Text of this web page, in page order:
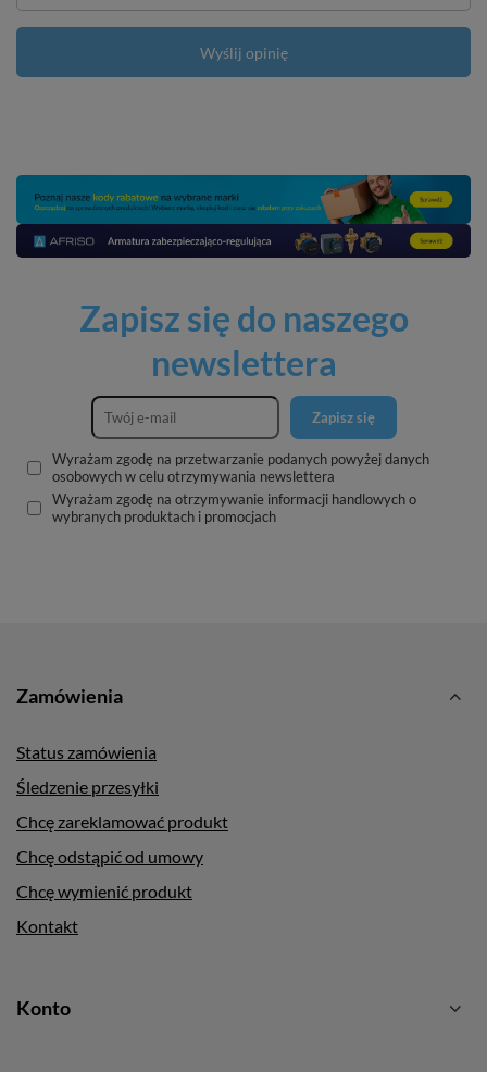
Wyślij opinię
Zapisz się do naszego
newslettera
Zapisz się
Wyrażam zgodę na przetwarzanie podanych powyżej danych
osobowych w celu otrzymywania newslettera
Wyrażam zgodę na otrzymywanie informacji handlowych o
wybranych produktach i promocjach
Zamówienia
Status zamówienia
Śledzenie przesyłki
Chcę zareklamować produkt
Chcę odstąpić od umowy
Chcę wymienić produkt
Kontakt
Konto